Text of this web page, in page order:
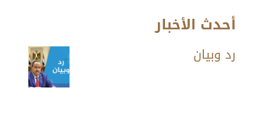
أحدث الأخبار
رد وبيان